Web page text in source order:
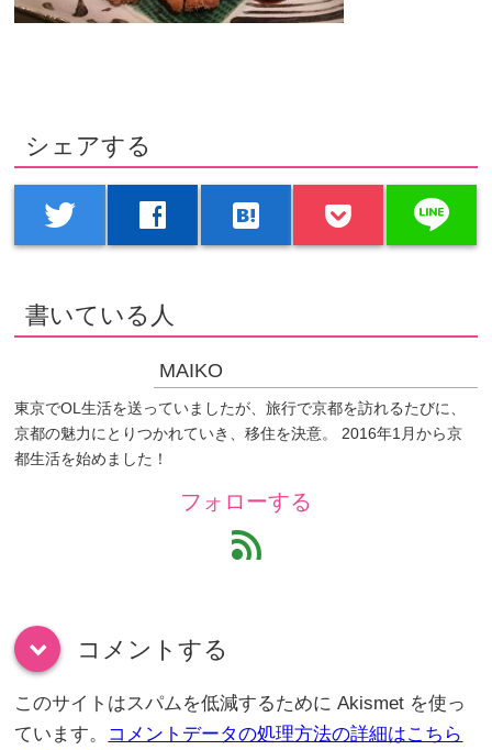
シェアする
twitter facebook hatenabookmark line
書いている人
MAIKO
東京でOL生活を送っていましたが、旅行で京都を訪れるたびに、
京都の魅力にとりつかれていき、移住を決意。 2016年1月から京
都生活を始めました！
フォローする
feed
down コメントする
このサイトはスパムを低減するために Akismet を使っ
ています。 コメントデータの処理方法の詳細はこちら